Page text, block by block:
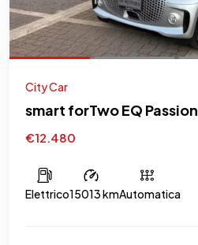
City Car
smart forTwo EQ Passion
€12.480
Elettrico15013 kmAutomatica